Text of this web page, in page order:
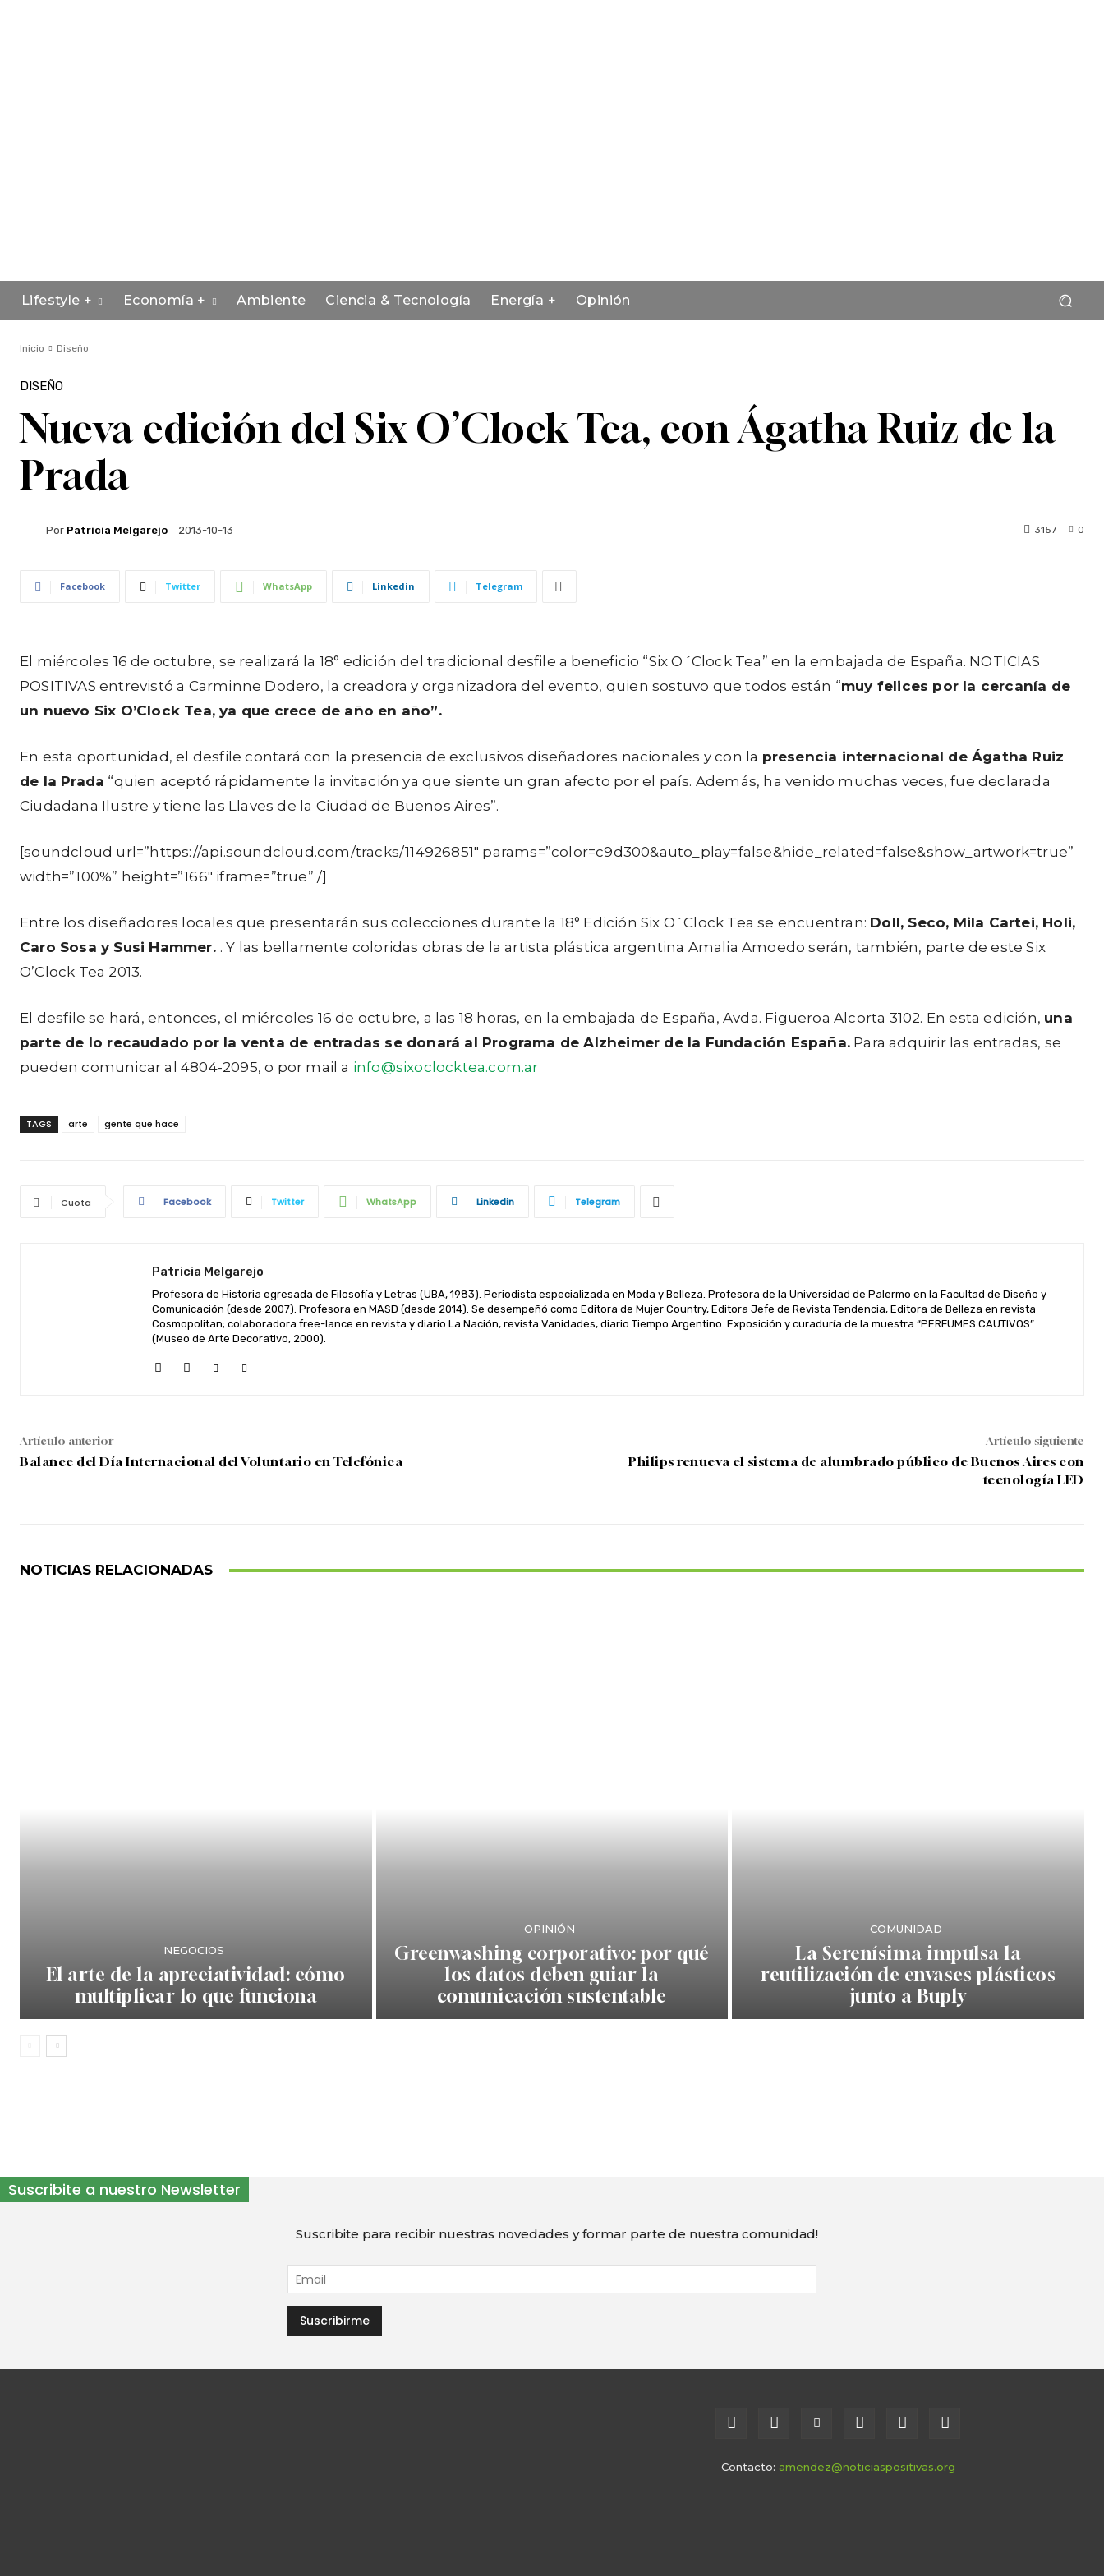
Lifestyle + Economía + Ambiente Ciencia & Tecnología Energía + Opinión
Inicio Diseño
DISEÑO
Nueva edición del Six O’Clock Tea, con Ágatha Ruiz de la
Prada
Por Patricia Melgarejo 2013-10-13 0
3157
Facebook Twitter WhatsApp Linkedin Telegram
El miércoles 16 de octubre, se realizará la 18° edición del tradicional desfile a beneficio “Six O´Clock Tea” en la embajada de España. NOTICIAS
POSITIVAS entrevistó a Carminne Dodero, la creadora y organizadora del evento, quien sostuvo que todos están “muy felices por la cercanía de
un nuevo Six O’Clock Tea, ya que crece de año en año”.
En esta oportunidad, el desfile contará con la presencia de exclusivos diseñadores nacionales y con la presencia internacional de Ágatha Ruiz
de la Prada “quien aceptó rápidamente la invitación ya que siente un gran afecto por el país. Además, ha venido muchas veces, fue declarada
Ciudadana Ilustre y tiene las Llaves de la Ciudad de Buenos Aires”.
[soundcloud url=”https://api.soundcloud.com/tracks/114926851″ params=”color=c9d300&auto_play=false&hide_related=false&show_artwork=true”
width=”100%” height=”166″ iframe=”true” /]
Entre los diseñadores locales que presentarán sus colecciones durante la 18° Edición Six O´Clock Tea se encuentran: Doll, Seco, Mila Cartei, Holi,
Caro Sosa y Susi Hammer. . Y las bellamente coloridas obras de la artista plástica argentina Amalia Amoedo serán, también, parte de este Six
O’Clock Tea 2013.
El desfile se hará, entonces, el miércoles 16 de octubre, a las 18 horas, en la embajada de España, Avda. Figueroa Alcorta 3102. En esta edición, una
parte de lo recaudado por la venta de entradas se donará al Programa de Alzheimer de la Fundación España. Para adquirir las entradas, se
pueden comunicar al 4804-2095, o por mail a info@sixoclocktea.com.ar
TAGS arte gente que hace
Cuota Facebook Twitter WhatsApp Linkedin Telegram
Patricia Melgarejo
Profesora de Historia egresada de Filosofía y Letras (UBA, 1983). Periodista especializada en Moda y Belleza. Profesora de la Universidad de Palermo en la Facultad de Diseño y
Comunicación (desde 2007). Profesora en MASD (desde 2014). Se desempeñó como Editora de Mujer Country, Editora Jefe de Revista Tendencia, Editora de Belleza en revista
Cosmopolitan; colaboradora free-lance en revista y diario La Nación, revista Vanidades, diario Tiempo Argentino. Exposición y curaduría de la muestra “PERFUMES CAUTIVOS”
(Museo de Arte Decorativo, 2000).
Artículo anterior
Balance del Día Internacional del Voluntario en Telefónica
Artículo siguiente
Philips renueva el sistema de alumbrado público de Buenos Aires con
tecnología LED
NOTICIAS RELACIONADAS
NEGOCIOS
El arte de la apreciatividad: cómo
multiplicar lo que funciona
OPINIÓN
Greenwashing corporativo: por qué
los datos deben guiar la
comunicación sustentable
COMUNIDAD
La Serenísima impulsa la
reutilización de envases plásticos
junto a Buply
Suscribite a nuestro Newsletter
Suscribite para recibir nuestras novedades y formar parte de nuestra comunidad!
Contacto: amendez@noticiaspositivas.org